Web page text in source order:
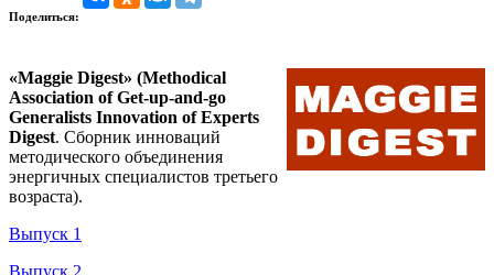
Поделиться:
«Maggie Digest» (Methodical
Association of Get-up-and-go
Generalists Innovation of Experts
Digest. Сборник инноваций
методического объединения
энергичных специалистов третьего
возраста).
Выпуск 1
Выпуск 2